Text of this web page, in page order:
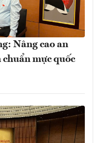
Nâng cao an
mực quốc